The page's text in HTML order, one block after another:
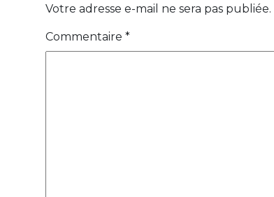
Votre adresse e-mail ne sera pas publiée.
Commentaire *